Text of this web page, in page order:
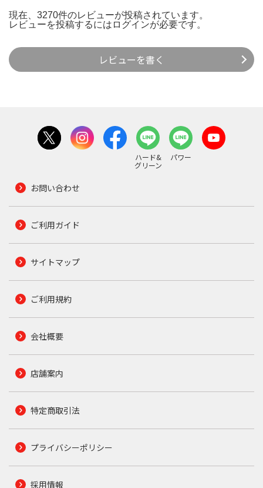
現在、3270件のレビューが投稿されています。
レビューを投稿するには ログインが必要です。
レビューを書く
ハード&
グリーン
パワー
お問い合わせ
ご利用ガイド
サイトマップ
ご利用規約
会社概要
店舗案内
特定商取引法
プライバシーポリシー
採用情報